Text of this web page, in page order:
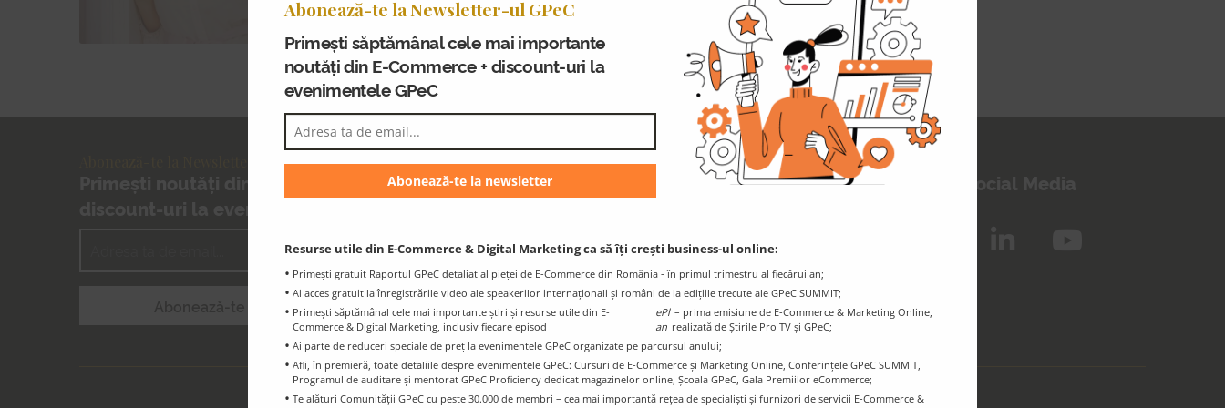
Abonează-te la Newsletter-ul GPeC
Primești noutăți din E-Commerce și
Blogul GPeC
Știri și resurse utile din eCommerce și
Ținem legătura!
Urmărește-ne pe Social Media
Abonează-te la Newsletter-ul GPeC
Primești săptămânal cele mai importante
noutăți din E-Commerce + discount-uri la
evenimentele GPeC
Resurse utile din E-Commerce & Digital Marketing ca să îți crești business-ul online:
Primești gratuit Raportul GPeC detaliat al pieței de E-Commerce din România - în primul trimestru al fiecărui an;
Ai acces gratuit la înregistrările video ale speakerilor internaționali și români de la edițiile trecute ale GPeC SUMMIT;
Primești săptămânal cele mai importante știri și resurse utile din E-
Commerce & Digital Marketing, inclusiv fiecare episod
ePl
an
– prima emisiune de E-Commerce & Marketing Online,
realizată de Știrile Pro TV și GPeC;
Ai parte de reduceri speciale de preț la evenimentele GPeC organizate pe parcursul anului;
Afli, în premieră, toate detaliile despre evenimentele GPeC: Cursuri de E-Commerce și Marketing Online, Conferințele GPeC SUMMIT,
Programul de auditare și mentorat GPeC Proficiency dedicat magazinelor online, Școala GPeC, Gala Premiilor eCommerce;
Te alături Comunității GPeC cu peste 30.000 de membri – cea mai importantă rețea de specialiști și furnizori de servicii E-Commerce &